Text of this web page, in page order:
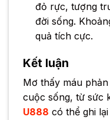
đỏ rực, tượng
đời sống.
quả tích cực.
Kết luận
Mơ thấy máu
cuộc sống, từ sức
U888 có thể ghi